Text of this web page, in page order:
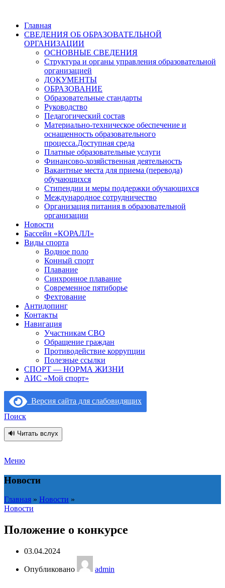
Главная
СВЕДЕНИЯ ОБ ОБРАЗОВАТЕЛЬНОЙ
ОРГАНИЗАЦИИ
ОСНОВНЫЕ СВЕДЕНИЯ
Структура и органы управления образовательной
организацией
ДОКУМЕНТЫ
ОБРАЗОВАНИЕ
Образовательные стандарты
Руководство
Педагогический состав
Материально-техническое обеспечение и
оснащенность образовательного
процесса.Доступная среда
Платные образовательные услуги
Финансово-хозяйственная деятельность
Вакантные места для приема (перевода)
обучающихся
Стипендии и меры поддержки обучающихся
Международное сотрудничество
Организация питания в образовательной
организации
Новости
Бассейн «КОРАЛЛ»
Виды спорта
Водное поло
Конный спорт
Плавание
Синхронное плавание
Современное пятиборье
Фехтование
Антидопинг
Контакты
Навигация
Участникам СВО
Обращение граждан
Противодействие коррупции
Полезные ссылки
СПОРТ — НОРМА ЖИЗНИ
АИС «Мой спорт»
Версия сайта для слабовидящих
Поиск
🔊 Читать вслух
Меню
Новости
Главная » Новости »
Новости
Положение о конкурсе
03.04.2024
Опубликовано admin